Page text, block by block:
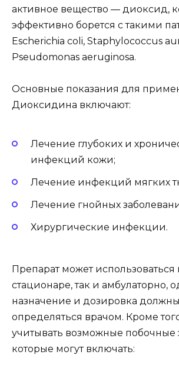
активное вещество — диоксид,
эффективно борется с такими
Escherichia coli, Staphylococcus
Pseudomonas aeruginosa.
Основные показания для
Диоксидина включают:
Лечение глубоких и
инфекций кожи;
Лечение инфекций мягких
Лечение гнойных
Хирургические инфекции.
Препарат может использоваться
стационаре, так и амбулаторно,
назначение и дозировка должны
определяться врачом. Кроме
учитывать возможные побочные
которые могут включать: